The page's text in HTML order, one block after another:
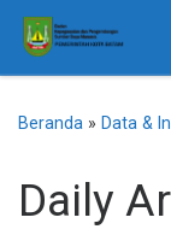
Skip to content
Beranda » Data &
Daily